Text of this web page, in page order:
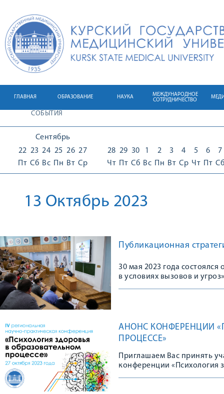
ГЛАВНАЯ ОБРАЗОВАНИЕ НАУКА
МЕЖДУНАРОДНОЕ
СОТРУДНИЧЕСТВО
СОБЫТИЯ
Сентябрь
22
Пт
23
Сб
24
Вс
25
Пн
26
Вт
27
Ср
28
Чт
29
Пт
30
Сб
1
Вс
2
Пн
3
Вт
4
Ср
5
Чт
6
Пт
7
Сб
13 Октябрь 2023
Публикационная
30 мая 2023 года
в условиях вызовов и
АНОНС КОНФЕРЕНЦИИ
ПРОЦЕССЕ»
Приглашаем Вас принять
конференции «Психология